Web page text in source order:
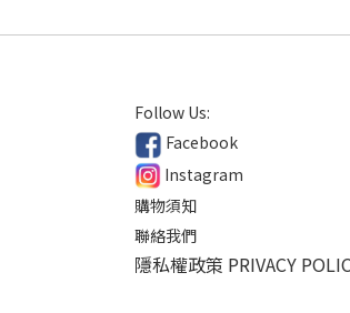
Follow Us:
Facebook
Instagram
購物須知
聯絡我們
隱私權政策 PRIVACY